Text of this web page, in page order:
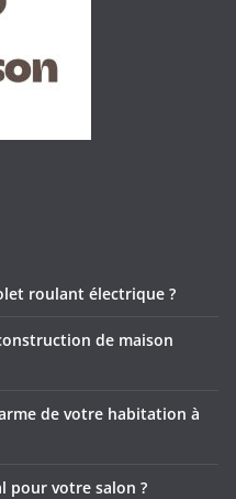
roulant électrique ?
de maison
de votre habitation à
pour votre salon ?